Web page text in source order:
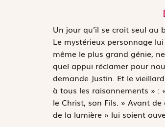
Un jour qu’il se croit seul au
Le mystérieux personnage
même le plus grand génie,
quel appui réclamer pour
demande Justin. Et le
à tous les raisonnements » :
le Christ, son Fils. » Avant
de la lumière » lui soient